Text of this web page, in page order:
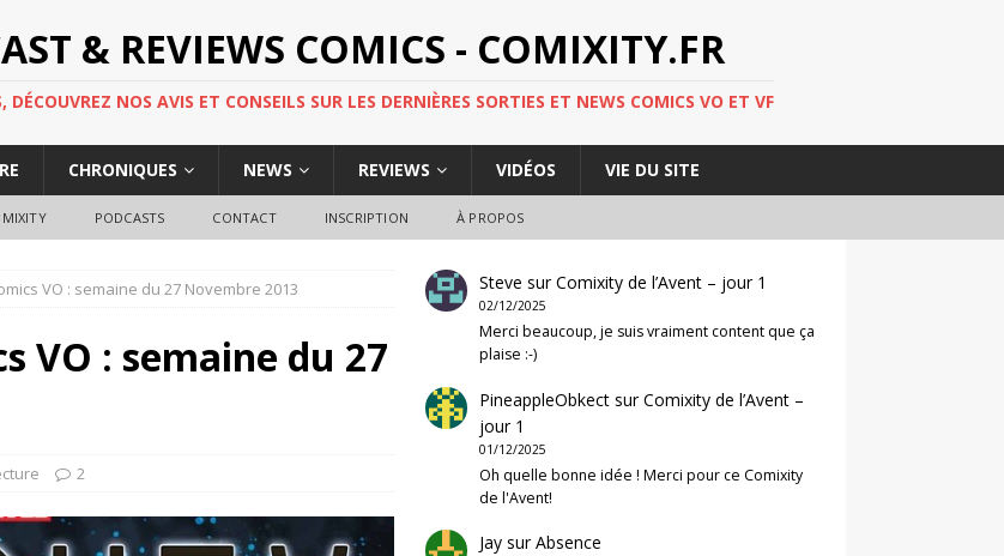
& REVIEWS COMICS - COMIXITY.FR
NOS AVIS ET CONSEILS SUR LES DERNIÈRES SORTIES ET NEWS COMICS VO ET VF
CHRONIQUES NEWS REVIEWS VIDÉOS VIE DU SITE
PODCASTS CONTACT INSCRIPTION À PROPOS
VO : semaine du 27 Novembre 2013
VO : semaine du 27
2
Steve surComixity de l’Avent – jour 1
02/12/2025
Merci beaucoup, je suis vraiment content que ça
plaise :-)
PineappleObkect surComixity de l’Avent –
jour 1
01/12/2025
Oh quelle bonne idée ! Merci pour ce Comixity
de l'Avent!
Jay surAbsence